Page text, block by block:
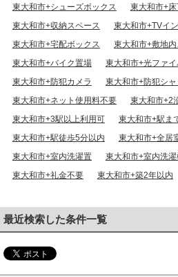
東大和市+シューズボックス
東大和市+
東大和市+収納スペース
東大和市+TVイ
東大和市+宅配ボックス
東大和市+敷地
東大和市+バイク置場
東大和市+光ファイ
東大和市+防犯カメラ
東大和市+防犯シャ
東大和市+ネット使用料不要
東大和市+2
東大和市+3駅以上利用可
東大和市+駅ま
東大和市+駅徒歩5分以内
東大和市+全居
東大和市+室内洗濯置
東大和市+室内洗
東大和市+礼金不要
東大和市+築2年以内
最近検索した条件一覧